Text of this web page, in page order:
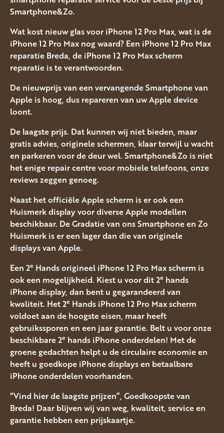
Smartphone&Zo.
Wat kost nieuw glas voor iPhone 12 Pro Max, wat is de
iPhone 12 Pro Max nog waard? Een iPhone 12 Pro Max
reparatie Breda, de iPhone 12 Pro Max scherm
reparatie is te verantwoorden.
De nieuwprijs van een vervangende Smartphone van
Apple is hoog, dus repareren van uw Apple device
loont.
De laagste prijs. Dat kunnen wij niet bieden, maar
gratis advies, originele schermen, klaar terwijl u wacht
en parkeren voor de deur wel. Smartphone&Zo is niet
het enige repair centre voor mobiele telefoons, onze
reviews zeggen genoeg.
Naast het officiële Apple scherm is er ook een
Huismerk display voor diverse Apple modellen
beschikbaar. De Gradatie van ons Smartphone en Zo
Huismerk is er een lager dan die van originele
displays van Apple.
Een 2e Hands origineel iPhone 12 Pro Max scherm is
ook een mogelijkheid. Kiest u voor dit 2e hands
iPhone display, dan bent u gegarandeerd van
kwaliteit. Het 2e Hands iPhone 12 Pro Max scherm
voldoet aan de hoogste eisen, maar heeft
gebruikssporen en een jaar garantie. Belt u voor onze
beschikbare 2e hands iPhone onderdelen! Met de
groene gedachten helpt u de circulaire economie en
heeft u goedkope iPhone displays en betaalbare
iPhone onderdelen voorhanden.
“Vind hier de laagste prijzen”, Goedkoopste van
Breda! Daar blijven wij van weg, kwaliteit, service en
garantie hebben een prijskaartje.